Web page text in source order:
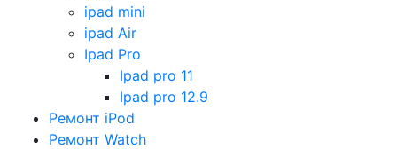
ipad mini
ipad Air
Ipad Pro
Ipad pro 11
Ipad pro 12.9
Ремонт iPod
Ремонт Watch